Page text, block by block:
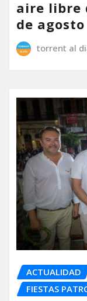
aire libre
de agosto
torrent al
ACTUALIDAD
FIESTAS